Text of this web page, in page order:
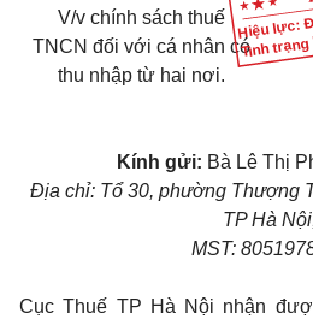
Hiệu lực:
Tình
V/v chính sách thuế
TNCN đối với cá nhân có
thu nhập từ hai nơi.
Kính gửi: Bà Lê Thị
Địa chỉ: Tổ 30, phường Thượng
TP Hà
MST:
Cục Thuế TP Hà Nội nhận